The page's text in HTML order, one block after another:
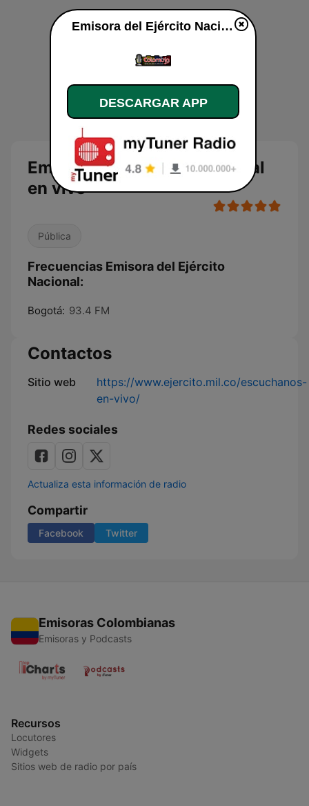
Emisora del Ejército Nacional
en vivo
Pública
Frecuencias Emisora del Ejército
Nacional:
Bogotá: 93.4 FM
Contactos
Sitio web
https://www.ejercito.mil.co/escuchanos-
en-vivo/
Redes sociales
Actualiza esta información de radio
Compartir
Facebook Twitter
Emisoras Colombianas
Emisoras y Podcasts
Recursos
Locutores
Widgets
Sitios web de radio por país
Emisora del Ejército Nacional en vivo
DESCARGAR APP